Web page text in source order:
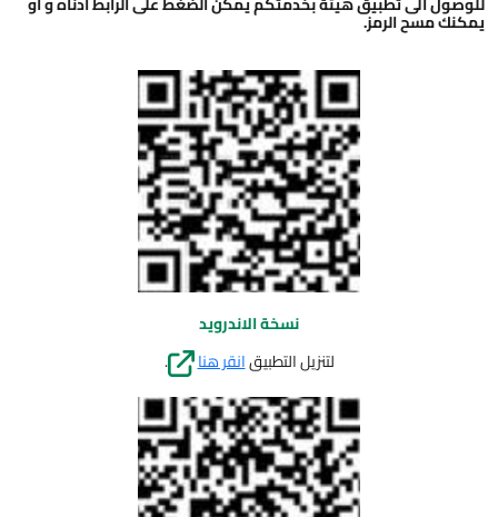
يمكنك مسح الرمز.
نسخة الاندرويد
لتنزيل التطبيقانقر هنا .